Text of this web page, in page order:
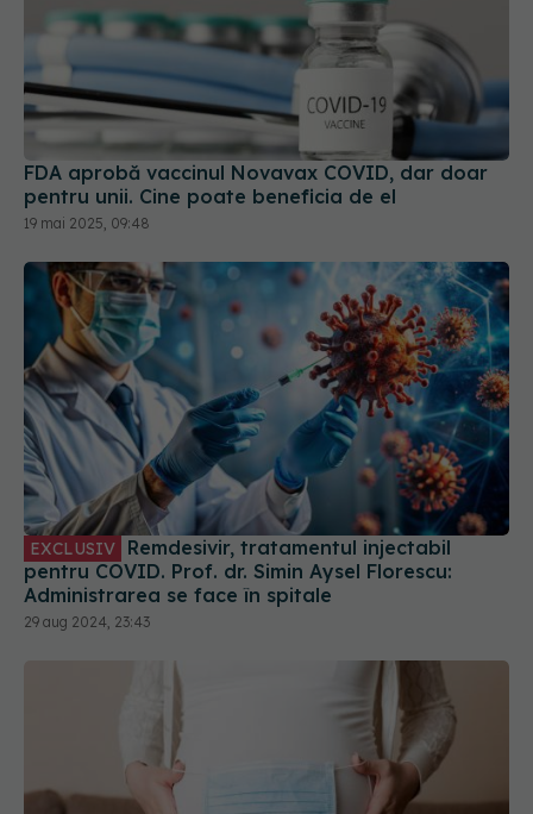
FDA aprobă vaccinul Novavax COVID, dar doar
pentru unii. Cine poate beneficia de el
19 mai 2025, 09:48
EXCLUSIV
pentru COVID. Prof. dr. Simin Aysel Florescu:
Administrarea se face în spitale
29 aug 2024, 23:43